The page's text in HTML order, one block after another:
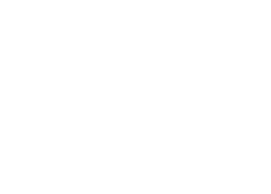
الخامسة عصرا والتاسعة
يوليو،
الأوقات في البطولة
الحاجة إلى السهر لأوقات